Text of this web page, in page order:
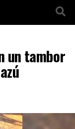
un tambor